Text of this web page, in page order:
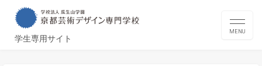
学生専用サイト
MENU